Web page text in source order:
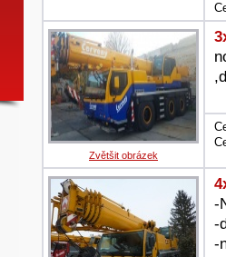
Zvětšit obrázek
-
-
-